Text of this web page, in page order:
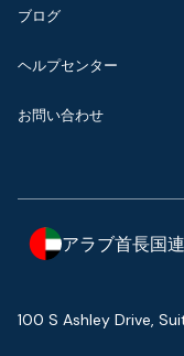
ブログ
ヘルプセンター
お問い合わせ
アラブ首長国
100 S Ashley Drive,